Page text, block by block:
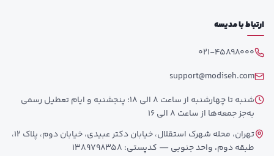
ارتباط با مدیسه
021-45898000
support@modiseh.com
شنبه تا چهارشنبه از ساعت 8 الی 18؛ پنجشنبه و ایام تعطیل رسمی
به‌جز جمعه‌ها از ساعت 8 الی 16
تهران، محله شهرک استقلال، خیابان دکتر عبیدی، خیابان دوم، پلاک 12،
طبقه دوم، واحد جنوبی — کدپستی: 1389798358